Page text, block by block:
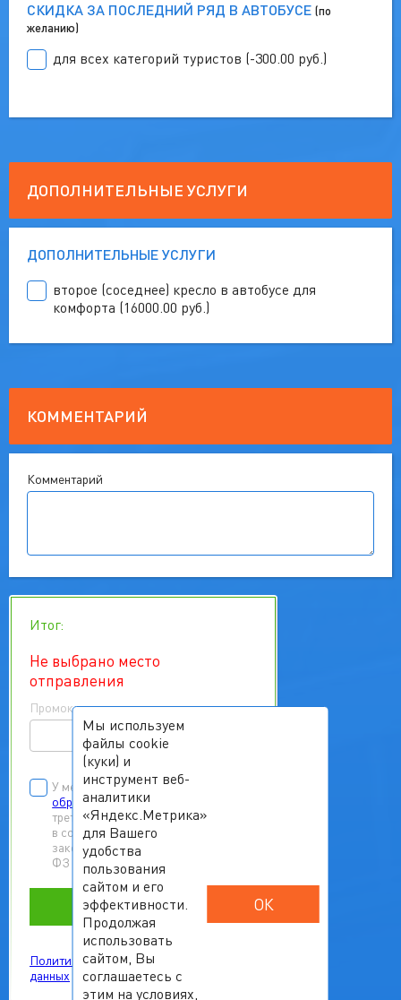
СКИДКА ЗА ПОСЛЕДНИЙ РЯД В АВТОБУСЕ (по
желанию)
для всех категорий туристов (-300.00 руб.)
ДОПОЛНИТЕЛЬНЫЕ УСЛУГИ
ДОПОЛНИТЕЛЬНЫЕ УСЛУГИ
второе (соседнее) кресло в автобусе для
комфорта (16000.00 руб.)
КОММЕНТАРИЙ
Комментарий
Итог:
Не выбрано место
отправления
Промокод
У меня естьсогласие на
обработку персональных данных
третьих лиц
в соответствии с Федеральным
законом от 27.07.2006 г. № 152-
ФЗ «О персональных данных»
Забронировать
Политика обработки персональных
данных
Мы используем
файлы cookie
(куки) и
инструмент веб-
аналитики
«Яндекс.Метрика»
для Вашего
удобства
пользования
сайтом и его
эффективности.
Продолжая
использовать
сайтом, Вы
соглашаетесь с
этим на условиях,
ОК